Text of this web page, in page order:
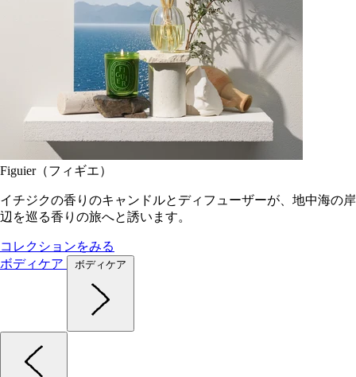
Figuier（フィギエ）
イチジクの香りのキャンドルとディフューザーが、地中海の岸
辺を巡る香りの旅へと誘います。
コレクションをみる
ボディケア
ボディケア